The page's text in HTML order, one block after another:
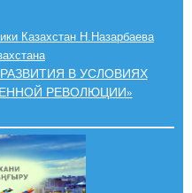
Казахстан Н.Назарбаева
В УСЛОВИЯХ
РЕВОЛЮЦИИ»